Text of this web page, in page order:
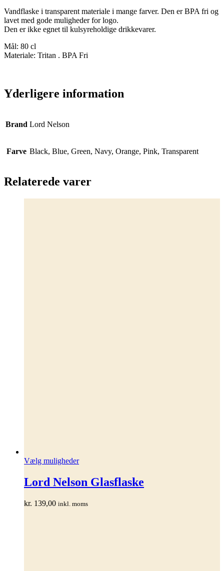
Vandflaske i transparent materiale i mange farver. Den er BPA fri og
lavet med gode muligheder for logo.
Den er ikke egnet til kulsyreholdige drikkevarer.
Mål: 80 cl
Materiale: Tritan . BPA Fri
Yderligere information
Brand Lord Nelson
Farve Black, Blue, Green, Navy, Orange, Pink, Transparent
Relaterede varer
Vælg mulighederDette
flere
Mulighederne
Lord Nelson Glasflaske
kr. 139,00 inkl. moms